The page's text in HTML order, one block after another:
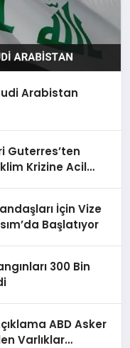
Arabistan
Guterres’ten
Krizine Acil
İçin Vize
Başlatıyor
300 Bin
ABD Asker
Varlıklar